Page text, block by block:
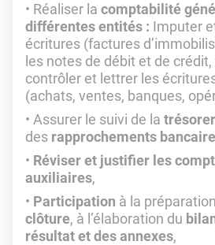
Réaliser la comptabilité
différentes entités : Imputer
écritures (factures
les notes de débit et de
contrôler et lettrer les
(achats, ventes, banques,
Assurer le suivi de la
des rapprochements bancaire
Réviser et justifier les
auxiliaires,
Participation à la
clôture, à l’élaboration du
résultat et des annexes,